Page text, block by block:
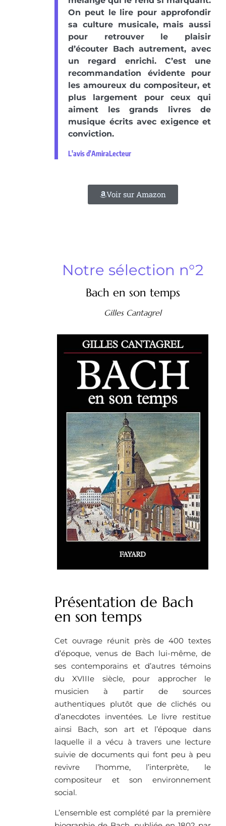
On peut le lire pour approfondir
sa culture musicale, mais aussi
pour retrouver le plaisir
d’écouter Bach autrement, avec
un regard enrichi. C’est une
recommandation évidente pour
les amoureux du compositeur, et
plus largement pour ceux qui
aiment les grands livres de
musique écrits avec exigence et
conviction.
L'avis d'AmiraLecteur
Voir sur Amazon
Notre sélection n°2
Bach en son temps
Gilles Cantagrel
Présentation de Bach
en son temps
Cet ouvrage réunit près de 400 textes
d’époque, venus de Bach lui-même, de
ses contemporains et d’autres témoins
du XVIIIe siècle, pour approcher le
musicien à partir de sources
authentiques plutôt que de clichés ou
d’anecdotes inventées. Le livre restitue
ainsi Bach, son art et l’époque dans
laquelle il a vécu à travers une lecture
suivie de documents qui font peu à peu
revivre l’homme, l’interprète, le
compositeur et son environnement
social.
L’ensemble est complété par la première